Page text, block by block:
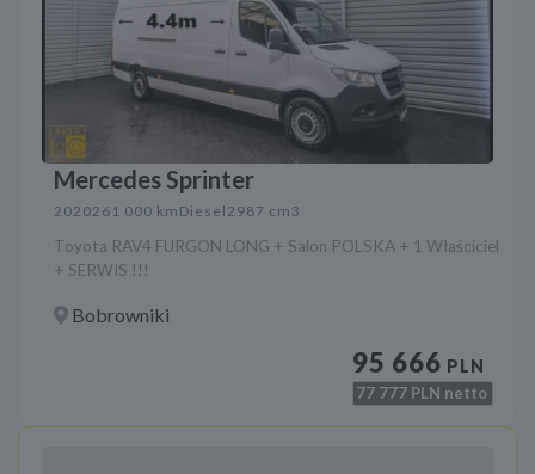
Mercedes Sprinter
2020261 000 km Diesel2987 cm3
Toyota RAV4 FURGON LONG + Salon POLSKA + 1 Właściciel
+ SERWIS !!!
Bobrowniki
95 666 PLN
77 777 PLN netto